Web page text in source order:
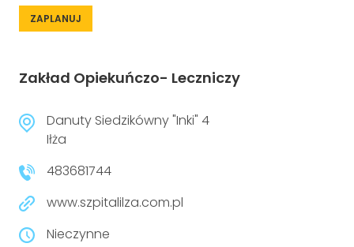
ZAPLANUJ
Zakład Opiekuńczo- Leczniczy
Danuty Siedzikówny "Inki" 4
Iłża
483681744
www.szpitalilza.com.pl
Nieczynne